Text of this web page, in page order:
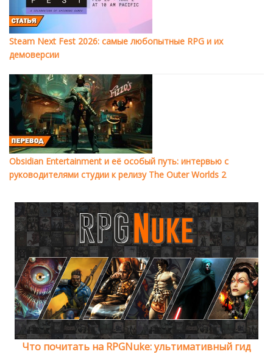
Steam Next Fest 2026: самые любопытные RPG и их
демоверсии
Obsidian Entertainment и её особый путь: интервью с
руководителями студии к релизу The Outer Worlds 2
Что почитать на RPGNuke: ультимативный гид